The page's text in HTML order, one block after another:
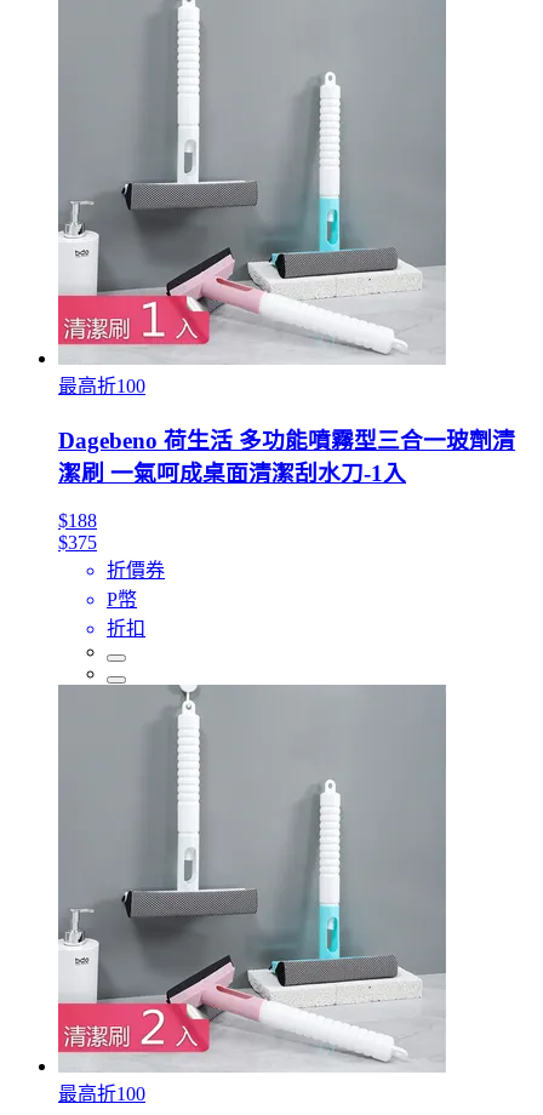
最高折100
Dagebeno 荷生活 多功能噴霧型三合一玻劑清
潔刷 一氣呵成桌面清潔刮水刀-1入
$188
$375
折價券
P幣
折扣
最高折100